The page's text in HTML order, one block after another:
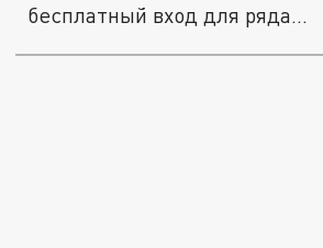
бесплатный вход для ряда...